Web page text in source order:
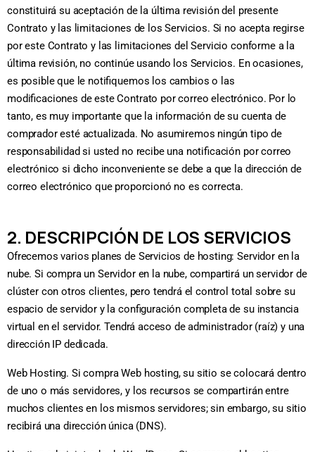
constituirá su aceptación de la última revisión del presente
Contrato y las limitaciones de los Servicios. Si no acepta regirse
por este Contrato y las limitaciones del Servicio conforme a la
última revisión, no continúe usando los Servicios. En ocasiones,
es posible que le notifiquemos los cambios o las
modificaciones de este Contrato por correo electrónico. Por lo
tanto, es muy importante que la información de su cuenta de
comprador esté actualizada. No asumiremos ningún tipo de
responsabilidad si usted no recibe una notificación por correo
electrónico si dicho inconveniente se debe a que la dirección de
correo electrónico que proporcionó no es correcta.
2. DESCRIPCIÓN DE LOS SERVICIOS
Ofrecemos varios planes de Servicios de hosting: Servidor en la
nube. Si compra un Servidor en la nube, compartirá un servidor de
clúster con otros clientes, pero tendrá el control total sobre su
espacio de servidor y la configuración completa de su instancia
virtual en el servidor. Tendrá acceso de administrador (raíz) y una
dirección IP dedicada.
Web Hosting. Si compra Web hosting, su sitio se colocará dentro
de uno o más servidores, y los recursos se compartirán entre
muchos clientes en los mismos servidores; sin embargo, su sitio
recibirá una dirección única (DNS).